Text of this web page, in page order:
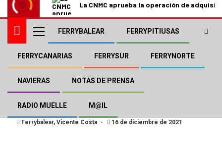
La CNMC aprueba la operación de
FERRYBALEAR FERRYPITIUSAS
FERRYCANARIAS FERRYSUR FERRYNORTE
NAVIERAS NOTAS DE PRENSA
RADIO MUELLE M@IL
Final para el experimento
Balear de FRS
Ferrybalear, Vicente Costa 16 de diciembre de 2021